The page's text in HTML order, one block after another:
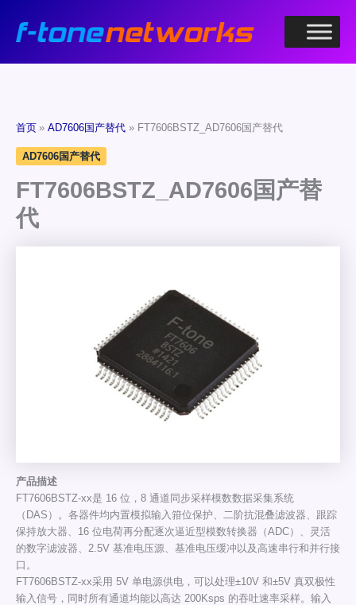
首页 AD7606国产替代 FT7606BSTZ_AD7606国产替代
AD7606国产替代
FT7606BSTZ_AD7606国产替
代
产品描述
FT7606BSTZ-xx是 16 位，8 通道同步采样模数数据采集系统
（DAS）。各器件均内置模拟输入箝位保护、二阶抗混叠滤波器、跟踪
保持放大器、16 位电荷再分配逐次逼近型模数转换器（ADC）、灵活
的数字滤波器、2.5V 基准电压源、基准电压缓冲以及高速串行和并行接
口。
FT7606BSTZ-xx采用 5V 单电源供电，可以处理±10V 和±5V 真双极性
输入信号，同时所有通道均能以高达 200Ksps 的吞吐速率采样。输入